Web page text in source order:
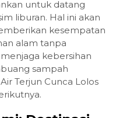
untuk datang
liburan. Hal ini akan
kesempatan
alam tanpa
kebersihan
sampah
Terjun Cunca Lolos